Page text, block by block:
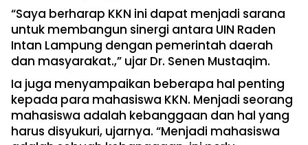
“Saya berharap KKN ini dapat menjadi sarana
untuk membangun sinergi antara UIN Raden
Intan Lampung dengan pemerintah daerah
dan masyarakat.,” ujar Dr. Senen Mustaqim.
Ia juga menyampaikan beberapa hal penting
kepada para mahasiswa KKN. Menjadi seorang
mahasiswa adalah kebanggaan dan hal yang
harus disyukuri, ujarnya. “Menjadi mahasiswa